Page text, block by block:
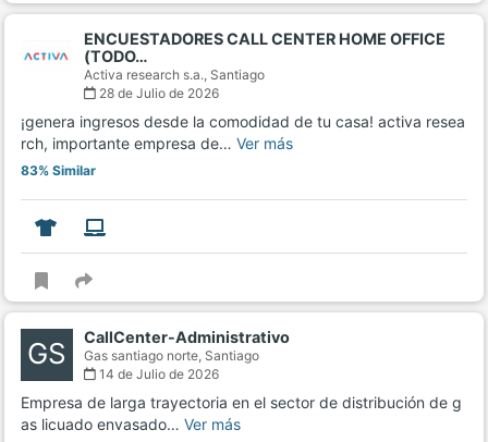
ENCUESTADORES CALL CENTER HOME OFFICE
(TODO…
Activa research s.a., Santiago
28 de Julio de 2026
¡genera ingresos desde la comodidad de tu casa! activa resea
rch, importante empresa de… Ver más
83% Similar
GS CallCenter-Administrativo
Gas santiago norte, Santiago
14 de Julio de 2026
Empresa de larga trayectoria en el sector de distribución de g
as licuado envasado… Ver más